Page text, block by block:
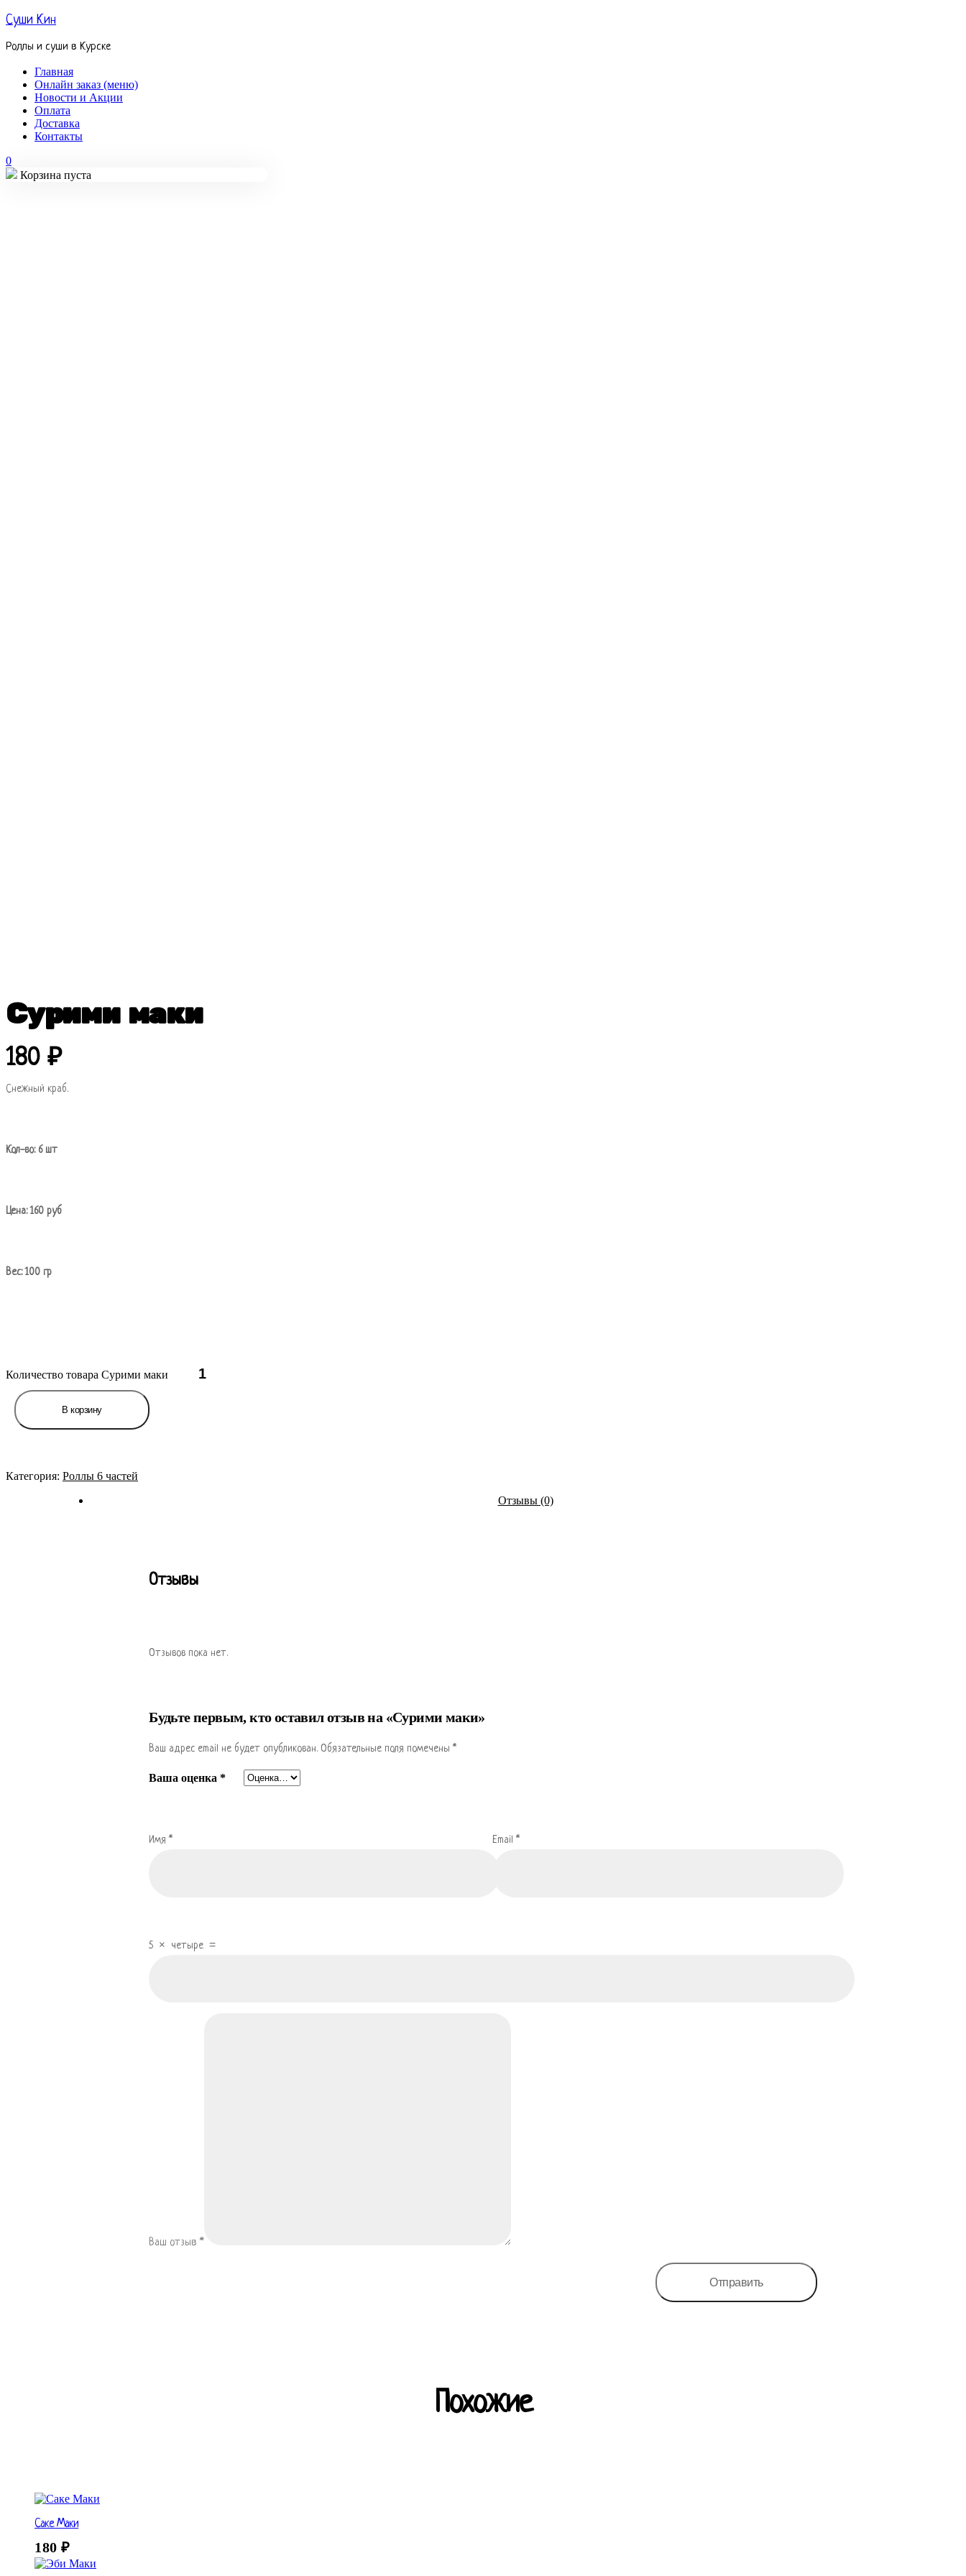
Суши Кин
Роллы и суши в Курске
Главная
Онлайн заказ (меню)
Новости и Акции
Оплата
Доставка
Контакты
0
Корзина пуста
Сурими маки
180₽
Снежный краб.
Кол-во: 6 шт
Цена: 160 руб
Вес: 100 гр
Количество товара Сурими маки
В корзину
Категория: Роллы 6 частей
Отзывы (0)
Отзывы
Отзывов пока нет.
Будьте первым, кто оставил отзыв на «Сурими маки»
Ваш адрес email не будет опубликован. Обязательные поля помечены*
Имя* Email*
5 × четыре =
Ваша оценка*
Ваш отзыв*
Похожие
Саке Маки
180₽